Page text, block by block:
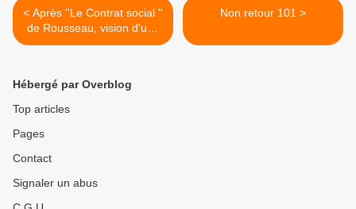
pour le compte rendu d'Arnaud
Desjardin sur l'essai de Ruwen Ogien
''la panique morale'';4) shs.cairn.info,
< Après ''Le Contrat social ''
de Rousseau, vision d'une
nouvelle société, un ''vivre
performative des rêves
''liquides'' de quelques
Figaro - 2) ''La symphonie
l'orchestre symphonique de
Radio France - 3) Première
Non retour 101 >
Hébergé par Overblog
Top articles
Pages
Contact
Signaler un abus